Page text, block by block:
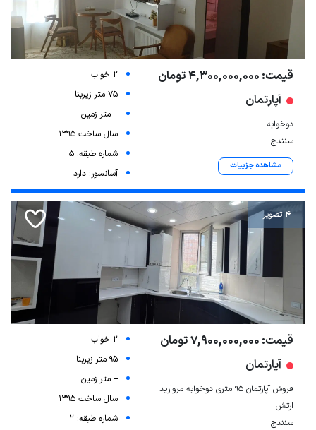
قیمت: 4,300,000,000 تومان
آپارتمان
دوخوابه
سنندج
مشاهده جزییات
2 خواب
75 متر زیربنا
-- متر زمین
سال ساخت 1395
شماره طبقه: 5
آسانسور: دارد
4 تصویر
قیمت: 7,900,000,000 تومان
آپارتمان
فروش آپارتمان ۹۵ متری دوخوابه مروارید
ارتش
سنندج
2 خواب
95 متر زیربنا
-- متر زمین
سال ساخت 1395
شماره طبقه: 2